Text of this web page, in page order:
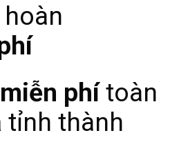
miễn phítoàn
tỉnh thành